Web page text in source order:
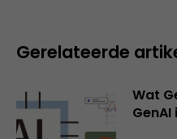
Gerelateerde
Wat